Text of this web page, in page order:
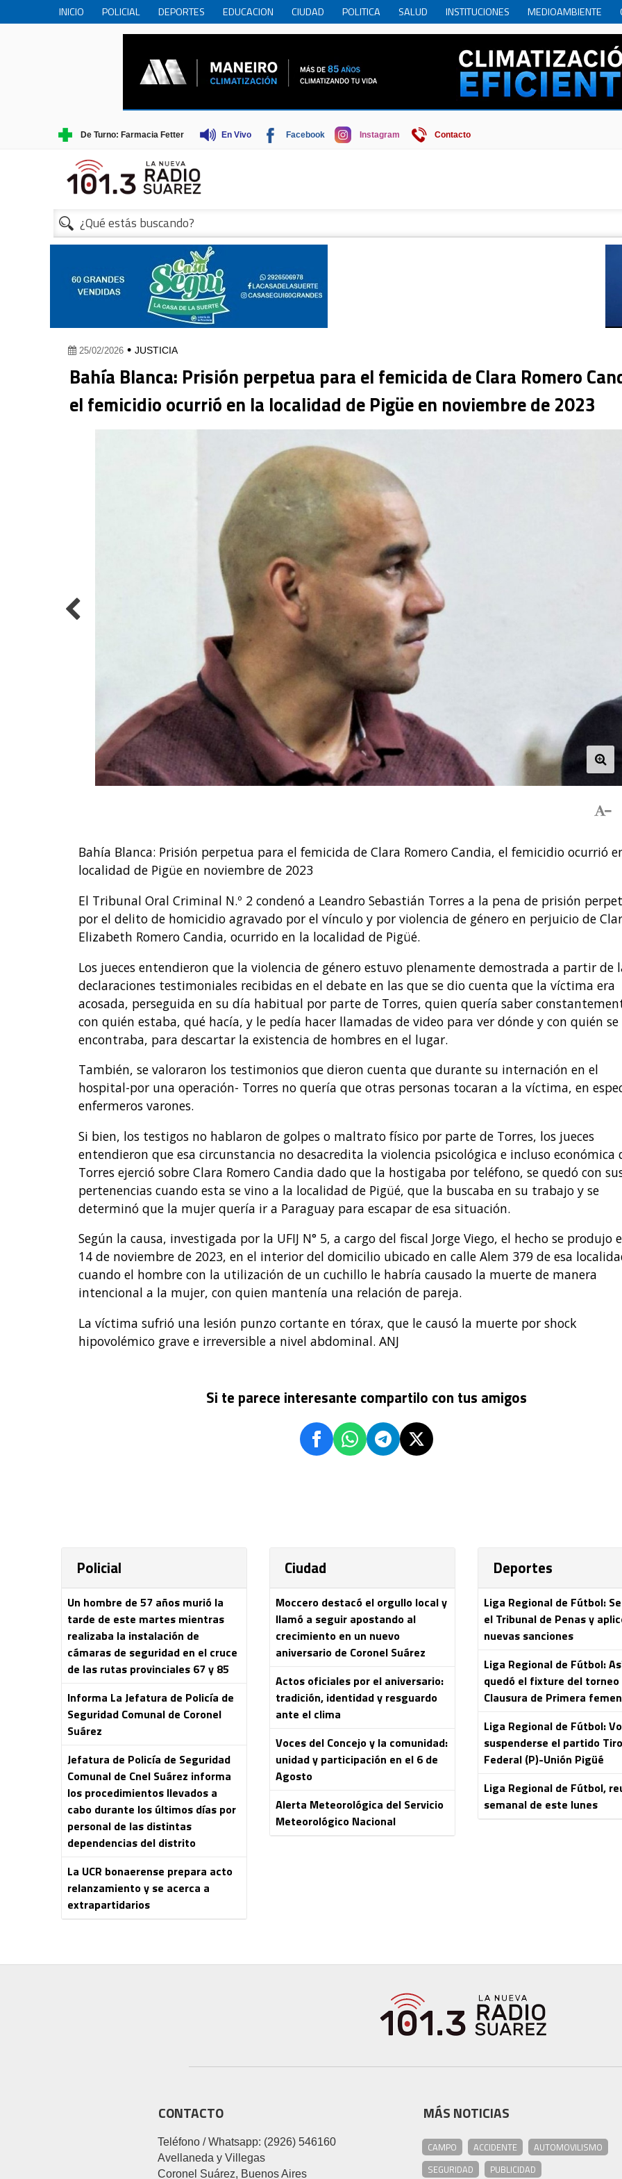
INICIO POLICIAL DEPORTES EDUCACION CIUDAD POLITICA SALUD INSTITUCIONES MEDIOAMBIENTE
PERSONAS MAYORES
CIENCIA MUNICIPIO COMERCIO REGION SOCIEDAD ECONOMIA HISTORIA
HUMOR
De Turno: Farmacia Fetter En Vivo Facebook Instagram Contacto
25/02/2026 •JUSTICIA
Bahía Blanca: Prisión perpetua para el femicida de Clara Romero
el femicidio ocurrió en la localidad de Pigüe en noviembre de 2023
Bahía Blanca: Prisión perpetua para el femicida de Clara Romero Candia, el femicidio ocurrió
localidad de Pigüe en noviembre de 2023
El Tribunal Oral Criminal N.º 2 condenó a Leandro Sebastián Torres a la pena de prisión
por el delito de homicidio agravado por el vínculo y por violencia de género en perjuicio de
Elizabeth Romero Candia, ocurrido en la localidad de Pigüé.
Los jueces entendieron que la violencia de género estuvo plenamente demostrada a partir de
declaraciones testimoniales recibidas en el debate en las que se dio cuenta que la víctima era
acosada, perseguida en su día habitual por parte de Torres, quien quería saber
con quién estaba, qué hacía, y le pedía hacer llamadas de video para ver dónde y con quién se
encontraba, para descartar la existencia de hombres en el lugar.
También, se valoraron los testimonios que dieron cuenta que durante su internación en el
hospital-por una operación- Torres no quería que otras personas tocaran a la víctima, en
enfermeros varones.
Si bien, los testigos no hablaron de golpes o maltrato físico por parte de Torres, los jueces
entendieron que esa circunstancia no desacredita la violencia psicológica e incluso económica
Torres ejerció sobre Clara Romero Candia dado que la hostigaba por teléfono, se quedó con
pertenencias cuando esta se vino a la localidad de Pigüé, que la buscaba en su trabajo y se
determinó que la mujer quería ir a Paraguay para escapar de esa situación.
Según la causa, investigada por la UFIJ N° 5, a cargo del fiscal Jorge Viego, el hecho se produjo
14 de noviembre de 2023, en el interior del domicilio ubicado en calle Alem 379 de esa
cuando el hombre con la utilización de un cuchillo le habría causado la muerte de manera
intencional a la mujer, con quien mantenía una relación de pareja.
La víctima sufrió una lesión punzo cortante en tórax, que le causó la muerte por shock
hipovolémico grave e irreversible a nivel abdominal. ANJ
Si te parece interesante compartilo con tus amigos
Policial
Un hombre de 57 años murió la
tarde de este martes mientras
realizaba la instalación de
cámaras de seguridad en el cruce
de las rutas provinciales 67 y 85
Informa La Jefatura de Policía de
Seguridad Comunal de Coronel
Suárez
Jefatura de Policía de Seguridad
Comunal de Cnel Suárez informa
los procedimientos llevados a
cabo durante los últimos días por
personal de las distintas
dependencias del distrito
La UCR bonaerense prepara acto
relanzamiento y se acerca a
extrapartidarios
Ciudad
Moccero destacó el orgullo local y
llamó a seguir apostando al
crecimiento en un nuevo
aniversario de Coronel Suárez
Actos oficiales por el aniversario:
tradición, identidad y resguardo
ante el clima
Voces del Concejo y la comunidad:
unidad y participación en el 6 de
Agosto
Alerta Meteorológica del Servicio
Meteorológico Nacional
Deportes
Liga Regional de Fútbol:
el Tribunal de Penas y
nuevas sanciones
Liga Regional de Fútbol:
quedó el fixture del torneo
Clausura de Primera
Liga Regional de Fútbol:
suspenderse el partido Tiro
Federal (P)-Unión Pigüé
Liga Regional de Fútbol,
semanal de este lunes
CONTACTO
Teléfono / Whatsapp: (2926) 546160
Avellaneda y Villegas
Coronel Suárez, Buenos Aires
MÁS NOTICIAS
CAMPO ACCIDENTE
AUTOMOVILISMO
SEGURIDAD
PUBLICIDAD